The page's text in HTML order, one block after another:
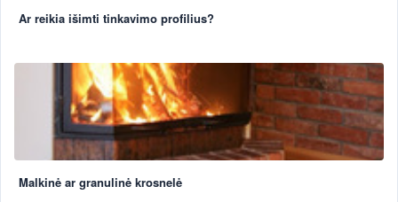
Ar reikia išimti tinkavimo profilius?
Malkinė ar granulinė krosnelė